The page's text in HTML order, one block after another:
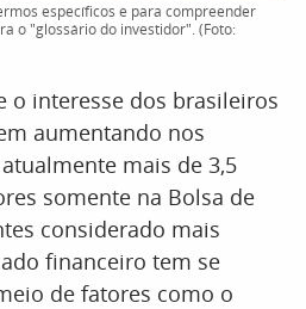
específicos e para compreender
o "glossário do investidor". (Foto:
o interesse dos brasileiros
aumentando nos
mais de 3,5
somente na Bolsa de
considerado mais
financeiro tem se
de fatores como o